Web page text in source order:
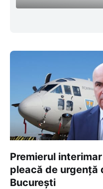
Premierul
pleacă de urgență
București